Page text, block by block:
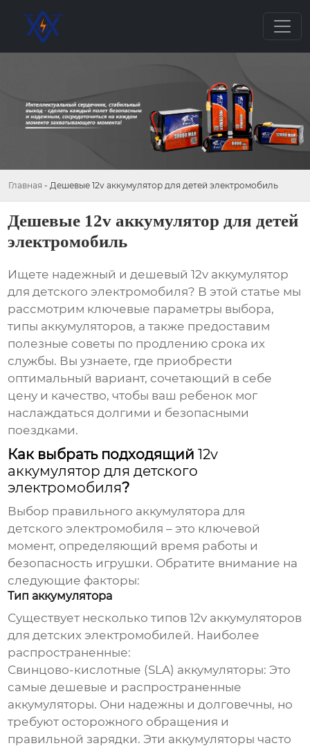
Главная - Дешевые 12v аккумулятор для детей электромобиль
Дешевые 12v аккумулятор для детей
электромобиль
Ищете надежный идешевый 12v аккумулятор
для детского электромобиля? В этой статье мы
рассмотрим ключевые параметры выбора,
типы аккумуляторов, а также предоставим
полезные советы по продлению срока их
службы. Вы узнаете, где приобрести
оптимальный вариант, сочетающий в себе
цену и качество, чтобы ваш ребенок мог
наслаждаться долгими и безопасными
поездками.
Как выбрать подходящий12v
аккумулятор для детского
электромобиля?
Выбор правильного аккумулятора для
детского электромобиля – это ключевой
момент, определяющий время работы и
безопасность игрушки. Обратите внимание на
следующие факторы:
Тип аккумулятора
Существует несколько типов12v аккумуляторов
для детских электромобилей. Наиболее
распространенные:
Свинцово-кислотные (SLA) аккумуляторы: Это
самыедешевые и распространенные
аккумуляторы. Они надежны и долговечны, но
требуют осторожного обращения и
правильной зарядки. Эти аккумуляторы часто